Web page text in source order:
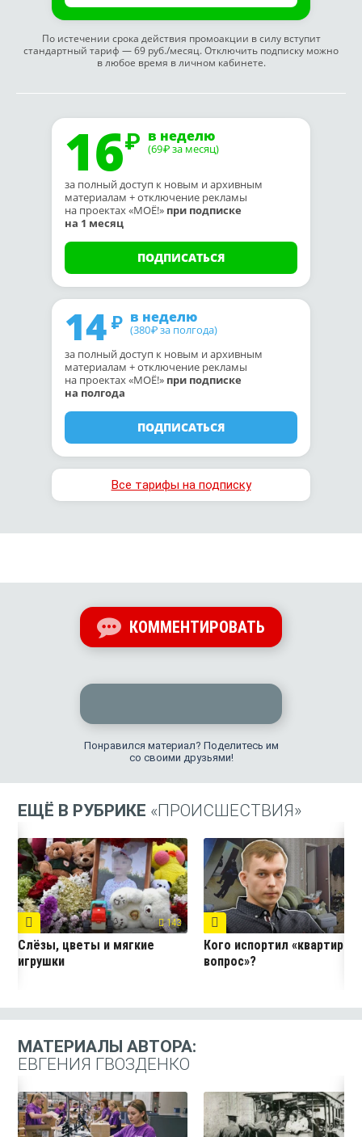
По истечении срока действия промоакции в силу вступит
стандартный тариф — 69 руб./месяц. Отключить подписку можно
в любое время в личном кабинете.
16 в неделю
(69₽ за месяц)
за полный доступ к новым и архивным
материалам + отключение рекламы
на проектах «МОЁ!» при подписке
на 1 месяц
ПОДПИСАТЬСЯ
14 в неделю
(380₽ за полгода)
за полный доступ к новым и архивным
материалам + отключение рекламы
на проектах «МОЁ!» при подписке
на полгода
ПОДПИСАТЬСЯ
Все тарифы на подписку
КОММЕНТИРОВАТЬ
Понравился материал? Поделитесь им
со своими друзьями!
ЕЩЁ В РУБРИКЕ «ПРОИСШЕСТВИЯ»
143
Слёзы, цветы и мягкие
игрушки
Кого испортил
вопрос»?
МАТЕРИАЛЫ АВТОРА:
ЕВГЕНИЯ ГВОЗДЕНКО